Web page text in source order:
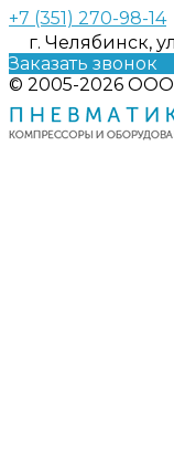
+7 (351) 270-98-14
г. Челябинск,
Заказать звонок
© 2005-2026